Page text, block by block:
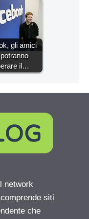
gli amici
il…
network
siti
che